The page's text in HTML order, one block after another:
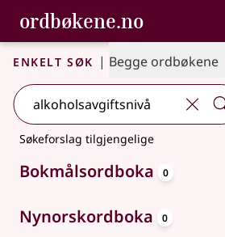
Gå til hovedinnhold
Tilgjengelighet
ordbøkene.no,
Bokmålsordboka og Nynorskordboka
Enkelt søk | Begge ordbøkene
Søkeforslag tilgjengelige
Bokmålsordboka 0
Nynorskordboka 0